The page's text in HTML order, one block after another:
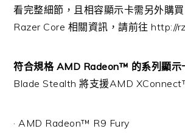
看完整細節，且相容顯示卡需另外購
Razer Core 相關資訊，請前往 http://
符合規格 AMD Radeon™ 的系列顯示
Blade Stealth 將支援AMD
· AMD Radeon™ R9 Fury